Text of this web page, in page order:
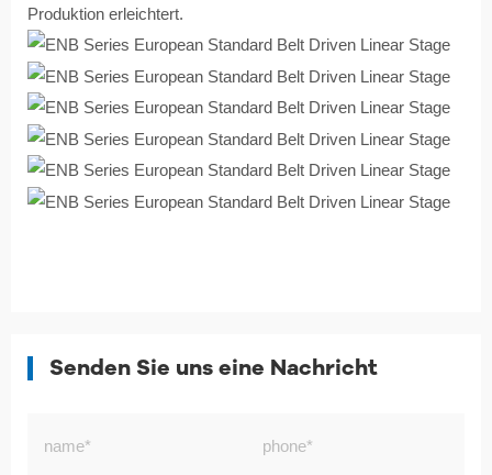
Produktion erleichtert.
Senden Sie uns eine Nachricht